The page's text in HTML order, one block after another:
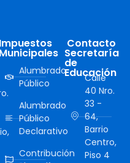
Impuestos
Municipales
Alumbrado
Público
Alumbrado
Público
Declarativo
Contribución
Contacto
Secretaría
de
Educación
Calle
40 Nro.
33 -
64,
Barrio
Centro,
Piso 4